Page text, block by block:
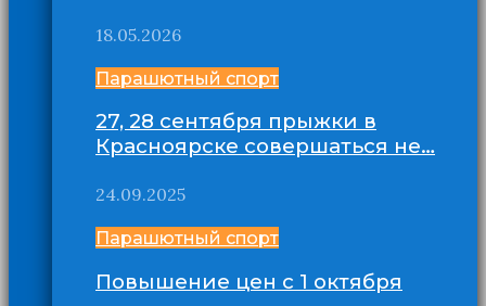
18.05.2026
Парашютный спорт
27, 28 сентября прыжки в
Красноярске совершаться не…
24.09.2025
Парашютный спорт
Повышение цен с 1 октября